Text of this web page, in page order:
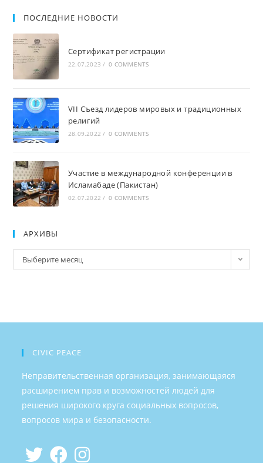
ПОСЛЕДНИЕ НОВОСТИ
Сертификат регистрации
22.07.2023 / 0 COMMENTS
VII Съезд лидеров мировых и традиционных
религий
28.09.2022 / 0 COMMENTS
Участие в международной конференции в
Исламабаде (Пакистан)
02.07.2022 / 0 COMMENTS
АРХИВЫ
Архивы
Выберите месяц
CIVIC PEACE
Неправительственная организация, занимающаяся
расширением прав и возможностей людей для
решения широкого круга социальных вопросов,
вопросов мира и безопасности.